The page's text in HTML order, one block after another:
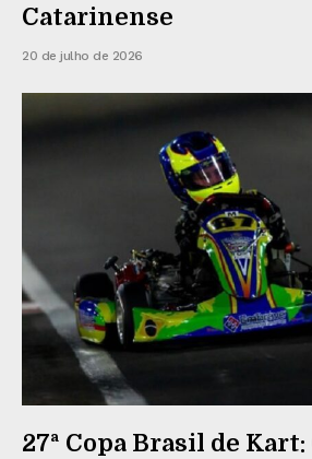
Catarinense
20 de julho de 2026
27ª Copa Brasil de